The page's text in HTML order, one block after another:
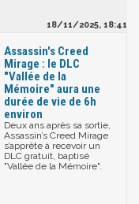
18/11/2025, 18:41
Assassin's Creed
Mirage : le DLC
"Vallée de la
Mémoire" aura une
durée de vie de 6h
environ
Deux ans après sa sortie,
Assassin’s Creed Mirage
s’apprête à recevoir un
DLC gratuit, baptisé
"Vallée de la Mémoire".